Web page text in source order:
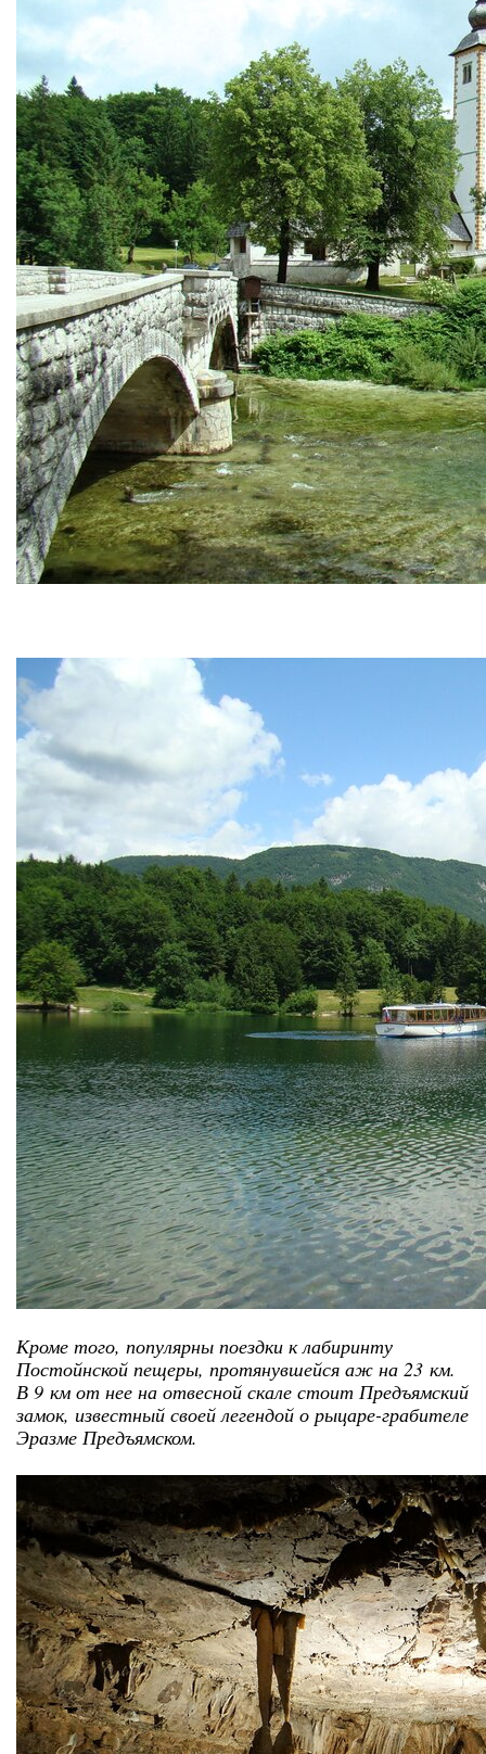
Кроме того, популярны поездки к лабиринту
Постойнской пещеры, протянувшейся аж на 23 км.
В 9 км от нее на отвесной скале стоит Предъямский
замок, известный своей легендой о рыцаре-грабителе
Эразме Предъямском.